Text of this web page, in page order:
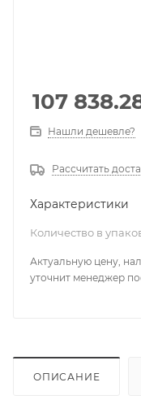
107
Нашли дешевле?
Рассчитать
Характеристики
Количество в
Актуальную цену,
уточнит менеджер
ОПИСАНИЕ